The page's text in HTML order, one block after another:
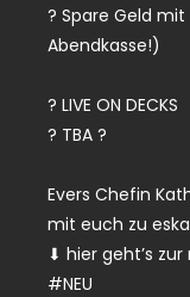
? Spare Geld
Abendkasse!)
? LIVE ON DECKS
? TBA ?
Evers Chefin
mit euch zu
⬇ hier geht’s
#NEU